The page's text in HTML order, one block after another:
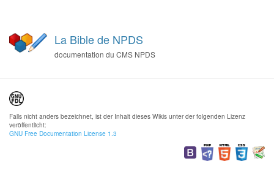
La Bible de NPDS
documentation du CMS NPDS
Falls nicht anders bezeichnet, ist der Inhalt dieses Wikis unter der folgenden Lizenz
veröffentlicht:
GNU Free Documentation License 1.3